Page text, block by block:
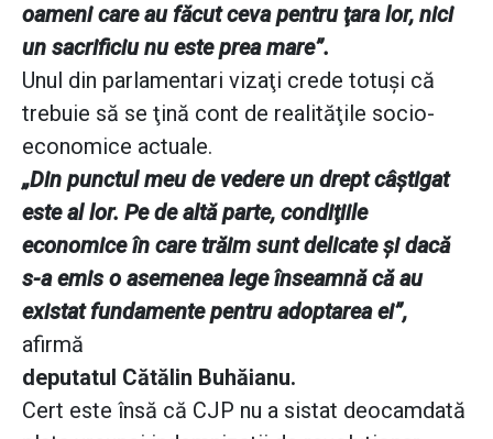
oameni care au făcut ceva pentru ţara lor, nici
un sacrificiu nu este prea mare”.
Unul din parlamentari vizaţi crede totuşi că
trebuie să se ţină cont de realităţile socio-
economice actuale.
„Din punctul meu de vedere un drept câştigat
este al lor. Pe de altă parte, condiţiile
economice în care trăim sunt delicate şi dacă
s-a emis o asemenea lege înseamnă că au
existat fundamente pentru adoptarea ei”,
afirmă
deputatul Cătălin Buhăianu.
Cert este însă că CJP nu a sistat deocamdată